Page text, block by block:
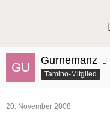
Gurnemanz
Tamino-Mitglied
20. November 2008